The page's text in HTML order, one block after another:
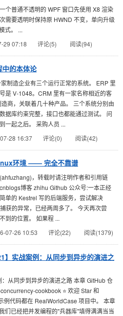
个普通不透明的 WPF 窗口先使用 X8 渲染
需要透明时保持原 HWND 不变，单向升级
式。 ...
29 07:18 评论(5) 阅读(94)
中的本体论
制造企业有三个运行正常的系统。 ERP 里
是 V-1048。CRM 里有一家名称相近的客
商，关联着几十种产品。 三个系统分别由
据库约束完整，接口也都能通过测试。 问
一起之后。 采购人员 ...
28 16:37 评论(0) 阅读(42)
环境 —— 完全不靠谱
，转载时请注明作者和引用链
博客 zhihu Github 公众号:一本正经
单的 Kestrel 写的后端服务，尝试解决
获的异常，已经两周多了。 今天再次尝
到的位置。 如果程 ...
07-26 10:53 评论(22) 阅读(1379)
】实战案例：从同步到异步的演进之
从同步到异步的演进之路 本章 GitHub 仓
cookbook ⭐ 欢迎 Star 和
例代码都在 RealWorldCase 项目中。 本章
们已经把并发编程的"兵器库"填得满满当当